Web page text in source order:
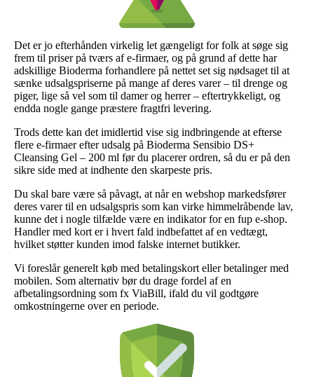
Det er jo efterhånden virkelig let gængeligt for folk at søge sig
frem til priser på tværs af e-firmaer, og på grund af dette har
adskillige Bioderma forhandlere på nettet set sig nødsaget til at
sænke udsalgspriserne på mange af deres varer – til drenge og
piger, lige så vel som til damer og herrer – eftertrykkeligt, og
endda nogle gange præstere fragtfri levering.
Trods dette kan det imidlertid vise sig indbringende at efterse
flere e-firmaer efter udsalg på Bioderma Sensibio DS+
Cleansing Gel – 200 ml før du placerer ordren, så du er på den
sikre side med at indhente den skarpeste pris.
Du skal bare være så påvagt, at når en webshop markedsfører
deres varer til en udsalgspris som kan virke himmelråbende lav,
kunne det i nogle tilfælde være en indikator for en fup e-shop.
Handler med kort er i hvert fald indbefattet af en vedtægt,
hvilket støtter kunden imod falske internet butikker.
Vi foreslår generelt køb med betalingskort eller betalinger med
mobilen. Som alternativ bør du drage fordel af en
afbetalingsordning som fx ViaBill, ifald du vil godtgøre
omkostningerne over en periode.